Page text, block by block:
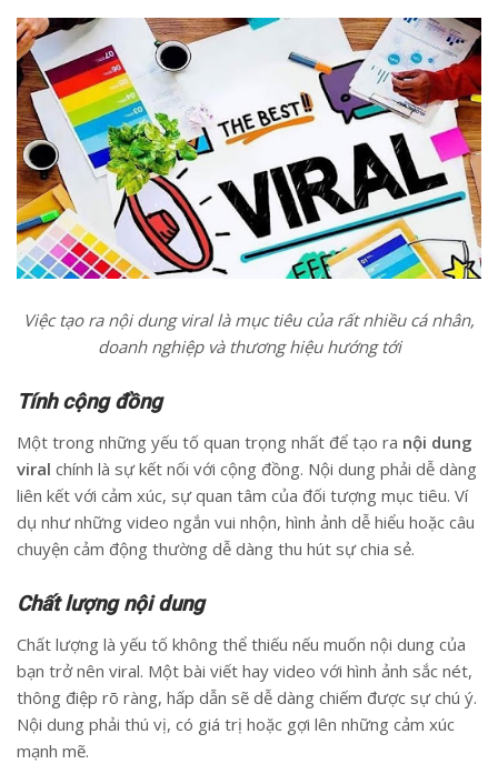
Việc tạo ra nội dung viral là mục tiêu của rất nhiều cá nhân,
doanh nghiệp và thương hiệu hướng tới
Tính cộng đồng
Một trong những yếu tố quan trọng nhất để tạo ra nội dung
viral chính là sự kết nối với cộng đồng. Nội dung phải dễ dàng
liên kết với cảm xúc, sự quan tâm của đối tượng mục tiêu. Ví
dụ như những video ngắn vui nhộn, hình ảnh dễ hiểu hoặc câu
chuyện cảm động thường dễ dàng thu hút sự chia sẻ.
Chất lượng nội dung
Chất lượng là yếu tố không thể thiếu nếu muốn nội dung của
bạn trở nên viral. Một bài viết hay video với hình ảnh sắc nét,
thông điệp rõ ràng, hấp dẫn sẽ dễ dàng chiếm được sự chú ý.
Nội dung phải thú vị, có giá trị hoặc gợi lên những cảm xúc
mạnh mẽ.